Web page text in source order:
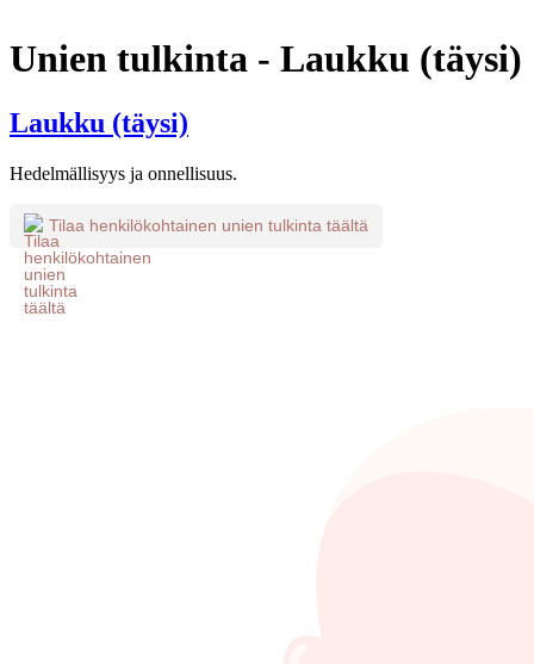
Unien tulkinta - Laukku (täysi)
Laukku (täysi)
Hedelmällisyys ja onnellisuus.
Tilaa henkilökohtainen unien tulkinta täältä